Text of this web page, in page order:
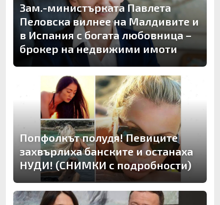
Зам.-министърката Павлета
Пеловска вилнее на Малдивите и
в Испания с богата любовница –
брокер на недвижими имоти
Попфолкът полудя! Певиците
захвърлиха банските и останаха
НУДИ! (СНИМКИ с подробности)